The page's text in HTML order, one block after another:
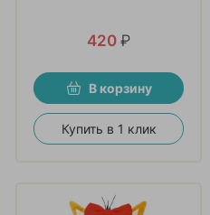
420 ₽
В корзину
Купить в 1 клик